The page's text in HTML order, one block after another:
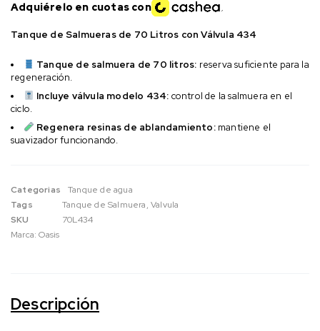
Tanque de Salmueras de 70 Litros con Válvula 434
Tanque de salmuera de 70 litros: reserva suficiente para la
regeneración.
Incluye válvula modelo 434: control de la salmuera en el
ciclo.
Regenera resinas de ablandamiento:mantiene el
suavizador funcionando.
Adquiérelo en cuotas con
Categorias
Tanque de agua
Tags
Tanque de Salmuera,Valvula
SKU
70L434
Marca:Oasis
Descripción